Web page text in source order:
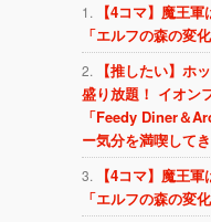
【4コマ】魔王
「エルフの森の変
【推したい】ホ
盛り放題！ イオン
「Feedy Diner＆
ー気分を満喫して
【4コマ】魔王
「エルフの森の変